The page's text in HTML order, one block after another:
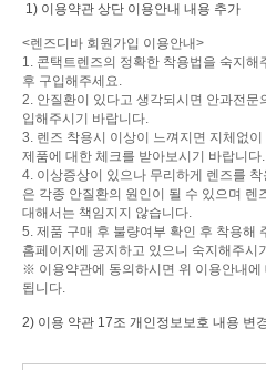
1) 이용약관 상단 이용안내 내용 추가
<렌즈디바 회원가입 이용안내>
1. 콘택트렌즈의 정확한 착용법을 숙지
후 구입해주세요.
2. 안질환이 있다고 생각되시면 안과전문
입해주시기 바랍니다.
3. 렌즈 착용시 이상이 느껴지면 지체없
제품에 대한 체크를 받아보시기 바랍니다.
4. 이상증상이 있으나 무리하게 렌즈를
은 각종 안질환의 원인이 될 수 있으며 렌
대해서는 책임지지 않습니다.
5. 제품 구매 후 불량여부 확인 후 착용해
홈페이지에 공지하고 있으니 숙지해주시
※ 이용약관에 동의하시면 위 이용안내에
됩니다.
2) 이용 약관 17조 개인정보보호 내용 변